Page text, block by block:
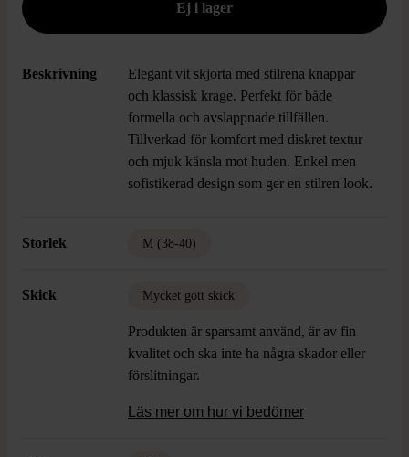
Beskrivning
Elegant vit skjorta med stilrena knappar
och klassisk krage. Perfekt för både
formella och avslappnade tillfällen.
Tillverkad för komfort med diskret textur
och mjuk känsla mot huden. Enkel men
sofistikerad design som ger en stilren look.
Storlek M (38-40)
Skick Mycket gott skick
Produkten är sparsamt använd, är av fin
kvalitet och ska inte ha några skador eller
förslitningar.
Läs mer om hur vi bedömer